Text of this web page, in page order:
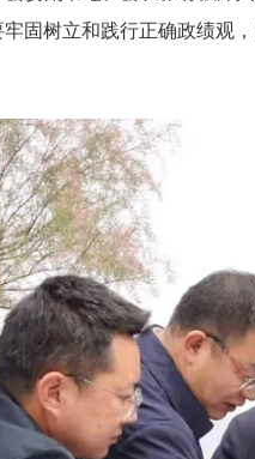
固树立和践行正确政绩观